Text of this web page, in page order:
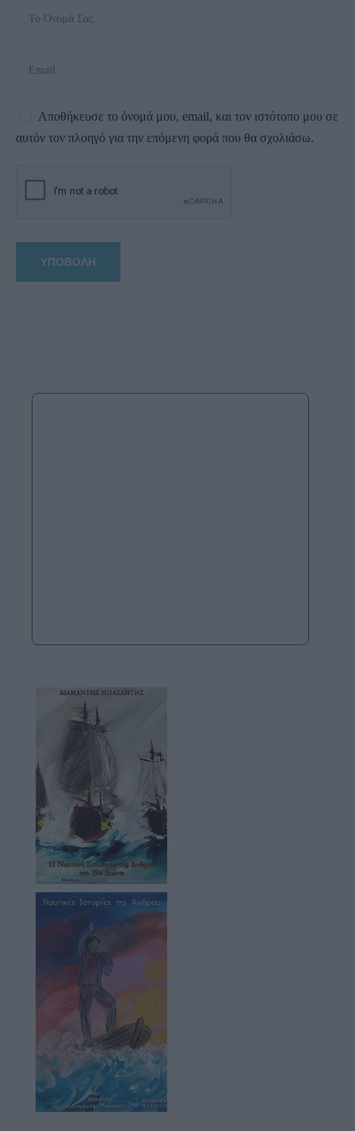
Αποθήκευσε το όνομά μου, email, και τον ιστότοπο μου σε
αυτόν τον πλοηγό για την επόμενη φορά που θα σχολιάσω.